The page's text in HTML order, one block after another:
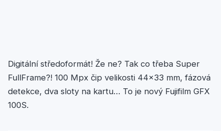
Digitální středoformát! Že ne? Tak co třeba Super
FullFrame?! 100 Mpx čip velikosti 44×33 mm, fázová
detekce, dva sloty na kartu… To je nový Fujifilm GFX
100S.